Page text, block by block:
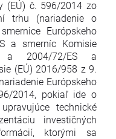
(EÚ) č. 596/2014 zo
trhu (nariadenie o
Európskeho
a smerníc Komisie
a 2004/72/ES a
(EÚ) 2016/958 z 9.
Európskeho
2014, pokiaľ ide o
technické
investičných
ktorými sa